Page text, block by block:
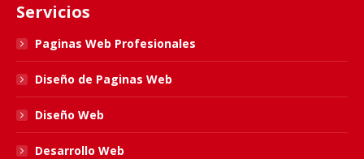
opens
in
new
window
opens
in
new
window
opens
new
window
in
new
window
Servicios
Paginas Web Profesionales
Diseño de Paginas Web
Diseño Web
Desarrollo Web